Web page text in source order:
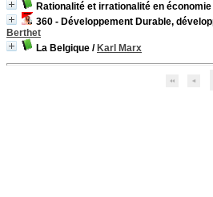
Rationalité et irrationalité en économie
360 - Développement Durable,
Berthet
La Belgique / Karl Marx